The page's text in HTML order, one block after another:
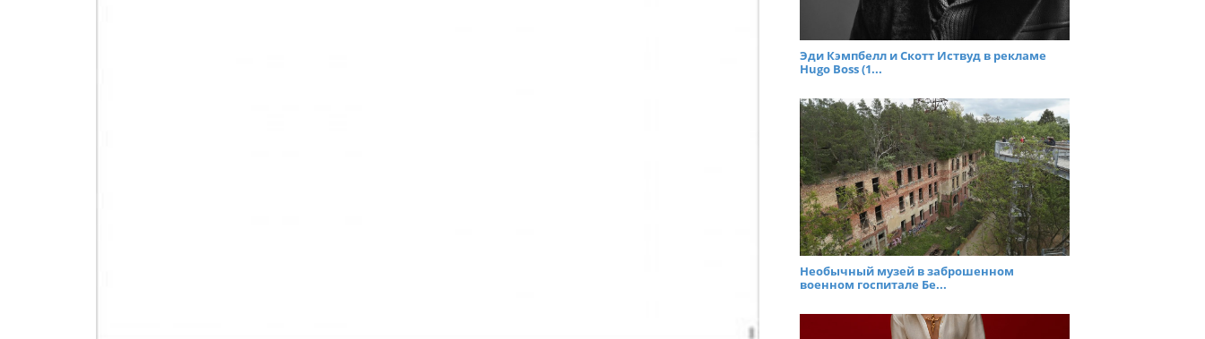
Эди Кэмпбелл и Скотт Иствуд в рекламе
Hugo Boss (1...
Необычный музей в заброшенном
военном госпитале Бе...